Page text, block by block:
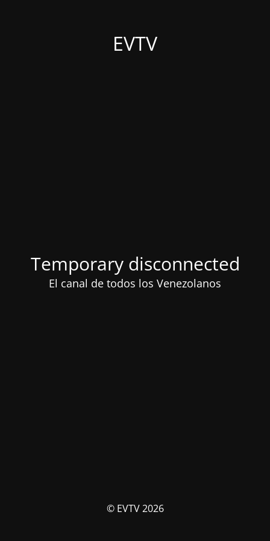
EVTV
Temporary disconnected
El canal de todos los Venezolanos
© EVTV 2026